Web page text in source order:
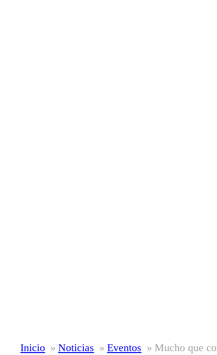
Inicio Noticias Eventos Mucho que